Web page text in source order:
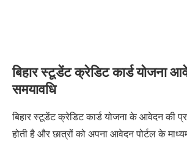
बिहार स्टूडेंट क्रेडिट कार्ड योजना
समयावधि
बिहार स्टूडेंट क्रेडिट कार्ड योजना के आवेदन की
होती है और छात्रों को अपना आवेदन पोर्टल के